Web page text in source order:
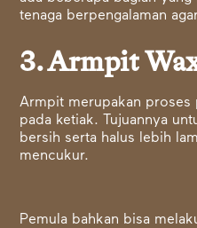
tenaga berpengalaman
3. Armpit
Armpit merupakan proses
pada ketiak. Tujuannya
bersih serta halus lebih
mencukur.
Pemula bahkan bisa